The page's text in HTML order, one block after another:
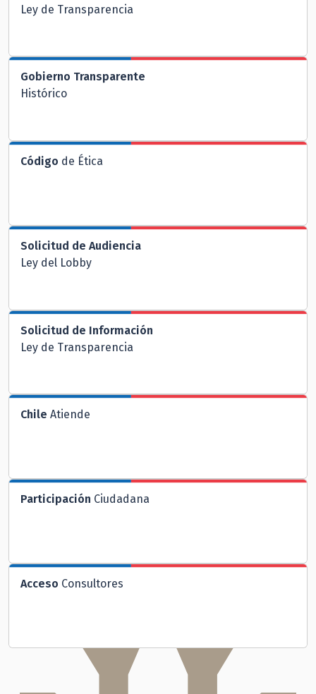
Ley de Transparencia
Gobierno Transparente
Histórico
Código de Ética
Solicitud de Audiencia
Ley del Lobby
Solicitud de Información
Ley de Transparencia
Chile Atiende
Participación Ciudadana
Acceso Consultores